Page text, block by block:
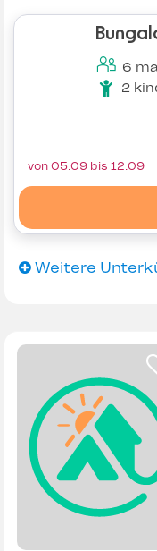
6
2
von 05.09 bis 12.09
Weitere